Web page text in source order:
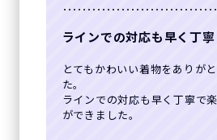
ラインでの対応も早く丁寧
とてもかわいい着物をありが
た。
ラインでの対応も早く丁寧で
ができました。